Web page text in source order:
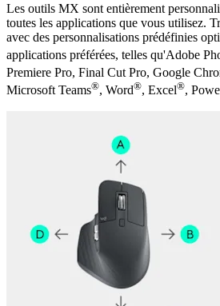
Les outils MX sont entièrement
toutes les applications que vous utilisez.
avec des personnalisations prédéfinies
applications préférées, telles qu'Adobe
Premiere Pro, Final Cut Pro, Google
Microsoft Teams®, Word®, Excel®,